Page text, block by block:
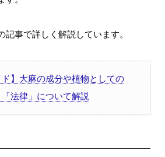
記事で詳しく解説しています。
ド】大麻の成分や植物としての
「法律」について解説